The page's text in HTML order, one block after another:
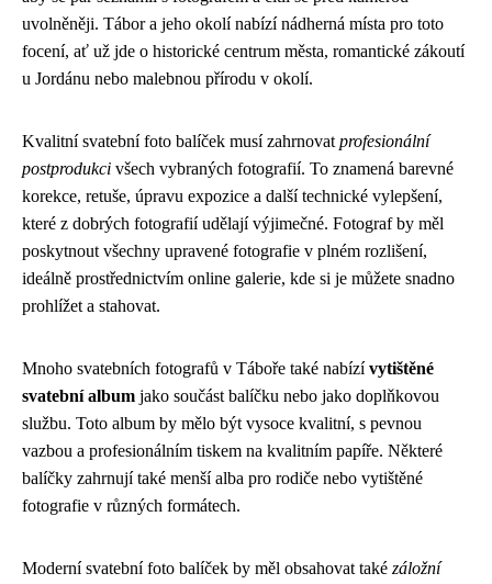
uvolněněji. Tábor a jeho okolí nabízí nádherná místa pro toto
focení, ať už jde o historické centrum města, romantické zákoutí
u Jordánu nebo malebnou přírodu v okolí.
Kvalitní svatební foto balíček musí zahrnovat profesionální
postprodukci všech vybraných fotografií. To znamená barevné
korekce, retuše, úpravu expozice a další technické vylepšení,
které z dobrých fotografií udělají výjimečné. Fotograf by měl
poskytnout všechny upravené fotografie v plném rozlišení,
ideálně prostřednictvím online galerie, kde si je můžete snadno
prohlížet a stahovat.
Mnoho svatebních fotografů v Táboře také nabízívytištěné
svatební album jako součást balíčku nebo jako doplňkovou
službu. Toto album by mělo být vysoce kvalitní, s pevnou
vazbou a profesionálním tiskem na kvalitním papíře. Některé
balíčky zahrnují také menší alba pro rodiče nebo vytištěné
fotografie v různých formátech.
Moderní svatební foto balíček by měl obsahovat také záložní